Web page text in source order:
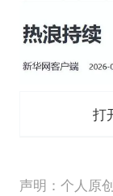
打
声明：个人原